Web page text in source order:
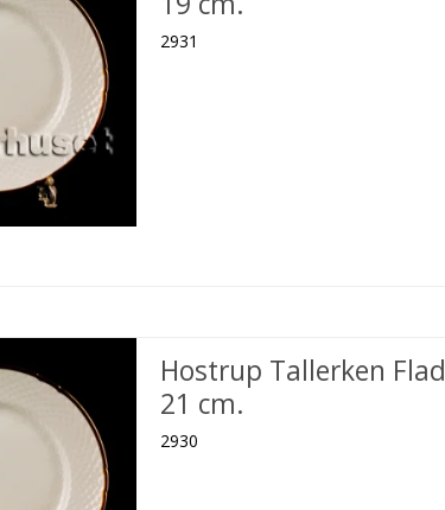
2931
Hostrup Tallerken Flad
21 cm.
2930